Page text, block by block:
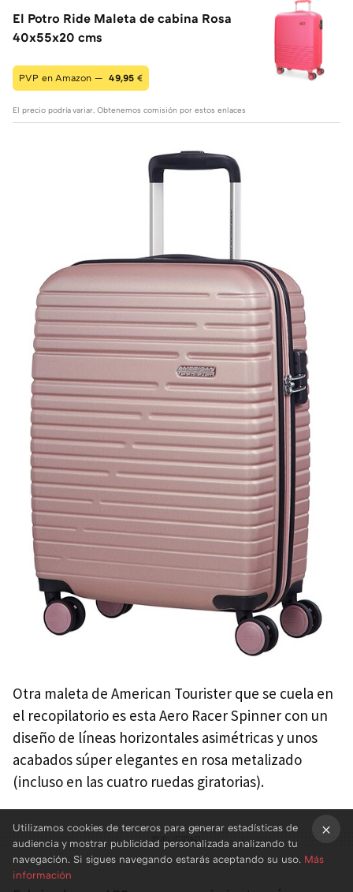
El Potro Ride Maleta de cabina Rosa
40x55x20 cms
PVP en Amazon — 49,95 €
El precio podría variar. Obtenemos comisión por estos enlaces
Otra maleta de American Tourister que se cuela en
el recopilatorio es esta Aero Racer Spinner con un
diseño de líneas horizontales asimétricas y unos
acabados súper elegantes en rosa metalizado
(incluso en las cuatro ruedas giratorias).
Utilizamos cookies de terceros para generar estadísticas de
audiencia y mostrar publicidad personalizada analizando tu
navegación. Si sigues navegando estarás aceptando su uso. Más
información